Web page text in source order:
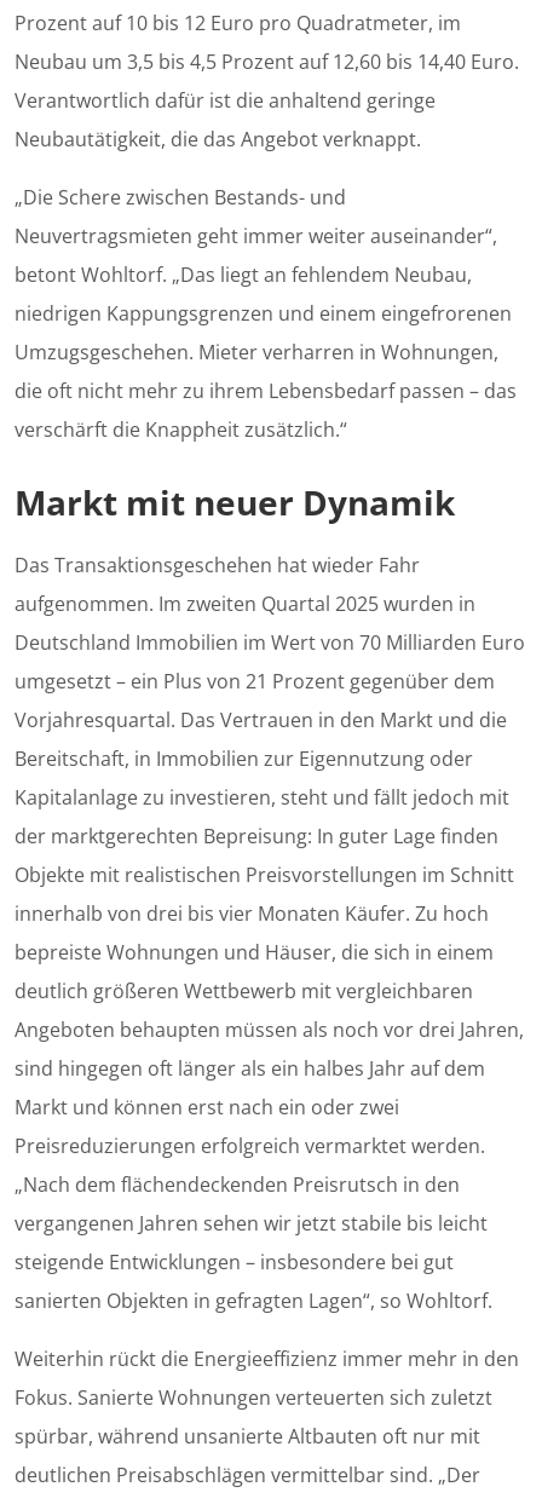
Prozent auf 10 bis 12 Euro pro Quadratmeter, im
Neubau um 3,5 bis 4,5 Prozent auf 12,60 bis 14,40 Euro.
Verantwortlich dafür ist die anhaltend geringe
Neubautätigkeit, die das Angebot verknappt.
„Die Schere zwischen Bestands- und
Neuvertragsmieten geht immer weiter auseinander“,
betont Wohltorf. „Das liegt an fehlendem Neubau,
niedrigen Kappungsgrenzen und einem eingefrorenen
Umzugsgeschehen. Mieter verharren in Wohnungen,
die oft nicht mehr zu ihrem Lebensbedarf passen – das
verschärft die Knappheit zusätzlich.“
Markt mit neuer Dynamik
Das Transaktionsgeschehen hat wieder Fahr
aufgenommen. Im zweiten Quartal 2025 wurden in
Deutschland Immobilien im Wert von 70 Milliarden Euro
umgesetzt – ein Plus von 21 Prozent gegenüber dem
Vorjahresquartal. Das Vertrauen in den Markt und die
Bereitschaft, in Immobilien zur Eigennutzung oder
Kapitalanlage zu investieren, steht und fällt jedoch mit
der marktgerechten Bepreisung: In guter Lage finden
Objekte mit realistischen Preisvorstellungen im Schnitt
innerhalb von drei bis vier Monaten Käufer. Zu hoch
bepreiste Wohnungen und Häuser, die sich in einem
deutlich größeren Wettbewerb mit vergleichbaren
Angeboten behaupten müssen als noch vor drei Jahren,
sind hingegen oft länger als ein halbes Jahr auf dem
Markt und können erst nach ein oder zwei
Preisreduzierungen erfolgreich vermarktet werden.
„Nach dem flächendeckenden Preisrutsch in den
vergangenen Jahren sehen wir jetzt stabile bis leicht
steigende Entwicklungen – insbesondere bei gut
sanierten Objekten in gefragten Lagen“, so Wohltorf.
Weiterhin rückt die Energieeffizienz immer mehr in den
Fokus. Sanierte Wohnungen verteuerten sich zuletzt
spürbar, während unsanierte Altbauten oft nur mit
deutlichen Preisabschlägen vermittelbar sind. „Der